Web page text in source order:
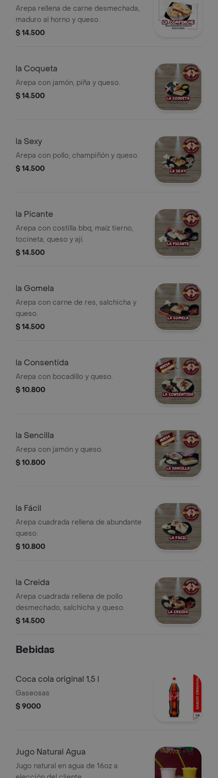
Arepa rellena de carne desmechada,
maduro al horno y queso.
$ 14.500
la Coqueta
Arepa con jamón, piña y queso.
$ 14.500
la Sexy
Arepa con pollo, champiñón y queso.
$ 14.500
la Picante
Arepa con costilla bbq, maíz tierno,
tocineta, queso y ají.
$ 14.500
la Gomela
Arepa con carne de res, salchicha y
queso.
$ 14.500
la Consentida
Arepa con bocadillo y queso.
$ 10.800
la Sencilla
Arepa con jamón y queso.
$ 10.800
la Fácil
Arepa cuadrada rellena de abundante
queso.
$ 10.800
la Creida
Arepa cuadrada rellena de pollo
desmechado, salchicha y queso.
$ 14.500
Bebidas
Coca cola original 1,5 l
Gaseosas
$ 9000
Jugo Natural Agua
Jugo natural en agua de 16oz a